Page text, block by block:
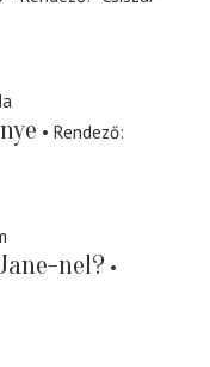
Rendező
nel?